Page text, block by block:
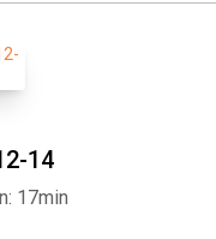
14
17min